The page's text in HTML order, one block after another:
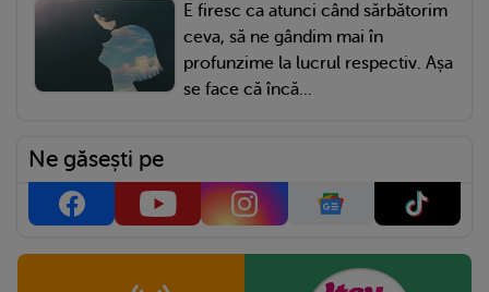
E firesc ca atunci când sărbătorim
ceva, să ne gândim mai în
profunzime la lucrul respectiv. Așa
se face că încă...
Ne găsești pe